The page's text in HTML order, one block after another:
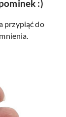
:)
przypiąć do